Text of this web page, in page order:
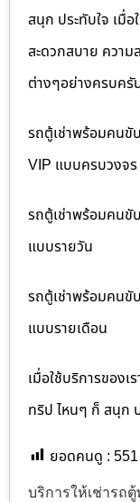
สนุก ประทับใจ เมื่อ
สะดวกสบาย ความ
ต่างๆอย่างครบครั
รถตู้เช่าพร้อมคนขับ
VIP แบบครบวงจร
รถตู้เช่าพร้อมคนขับ
แบบรายวัน
รถตู้เช่าพร้อมคนขับ
แบบรายเดือน
เมื่อใช้บริการของเร
ทริป ไหนๆ ก็ สนุก
ยอดคนดู : 551
บริการให้เช่ารถ